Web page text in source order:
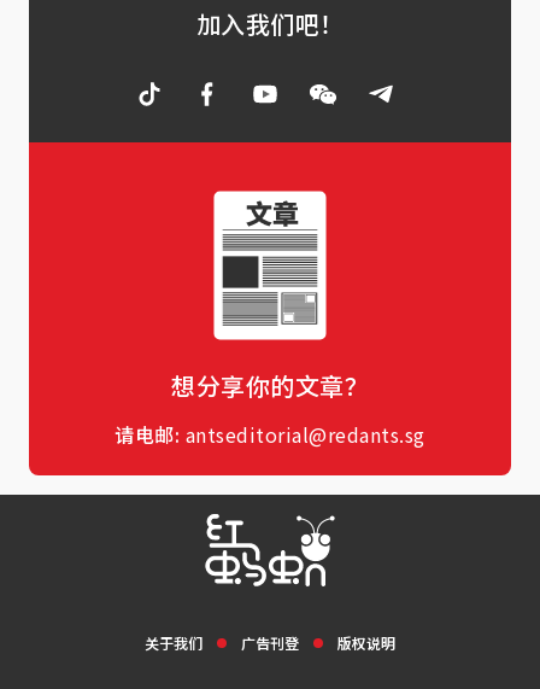
加入我们吧！
想分享你的文章？
请电邮: antseditorial@redants.sg
关于我们 广告刊登 版权说明